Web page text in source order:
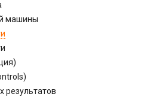
машины
результатов